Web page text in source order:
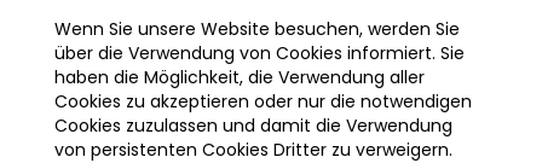
Wenn Sie unsere Website besuchen, werden Sie
über die Verwendung von Cookies informiert. Sie
haben die Möglichkeit, die Verwendung aller
Cookies zu akzeptieren oder nur die notwendigen
Cookies zuzulassen und damit die Verwendung
von persistenten Cookies Dritter zu verweigern.